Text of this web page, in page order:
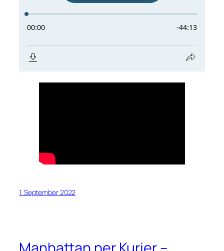
1. September 2022